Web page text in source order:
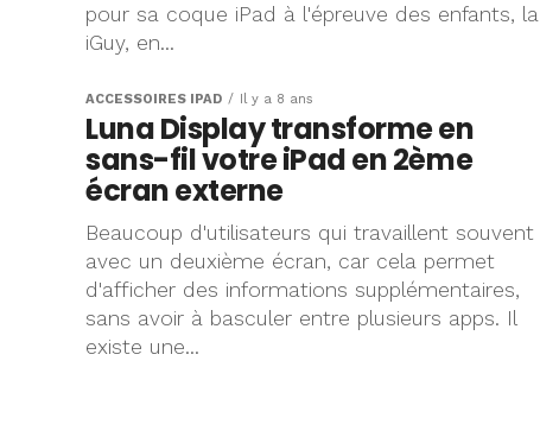
pour sa coque iPad à l'épreuve des enfants, la
iGuy, en...
ACCESSOIRES IPAD Il y a 8 ans
Luna Display transforme en
sans-fil votre iPad en 2ème
écran externe
Beaucoup d'utilisateurs qui travaillent souvent
avec un deuxième écran, car cela permet
d'afficher des informations supplémentaires,
sans avoir à basculer entre plusieurs apps. Il
existe une...